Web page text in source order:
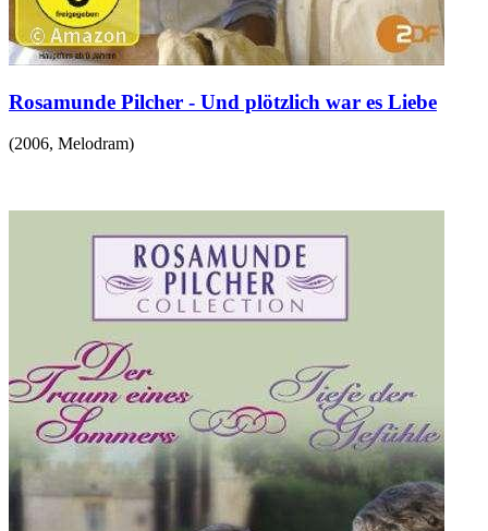
Rosamunde Pilcher - Und plötzlich war es Liebe
(2006, Melodram)